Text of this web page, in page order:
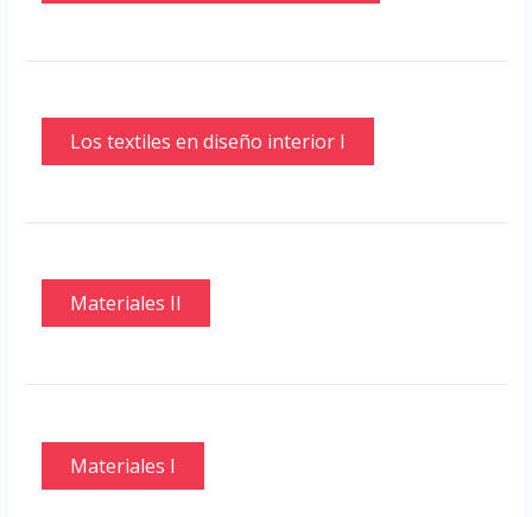
Los textiles en diseño interior I
Materiales II
Materiales I